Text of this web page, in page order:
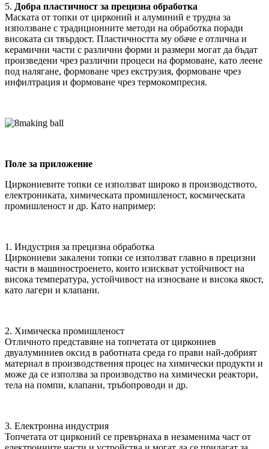
5. Добра пластичност за прецизна обработка
Маската от топки от цирконий и алуминий е трудна за
използване с традиционните методи на обработка поради
високата си твърдост. Пластичността му обаче е отлична и
керамични части с различни форми и размери могат да бъдат
произведени чрез различни процеси на формоване, като леене
под налягане, формоване чрез екструзия, формоване чрез
инфилтрация и формоване чрез термокомпресия.
Поле за приложение
Циркониевите топки се използват широко в производството,
електрониката, химическата промишленост, космическата
промишленост и др. Като например:
1. Индустрия за прецизна обработка
Циркониеви закалени топки се използват главно в прецизни
части в машиностроенето, които изискват устойчивост на
висока температура, устойчивост на износване и висока якост,
като лагери и клапани.
2. Химическа промишленост
Отличното представяне на топчетата от циркониев
двуалуминиев оксид в работната среда го прави най-добрият
материал в производствения процес на химически продукти и
може да се използва за производство на химически реактори,
тела на помпи, клапани, тръбопроводи и др.
3. Електронна индустрия
Топчетата от цирконий се превърнаха в незаменима част от